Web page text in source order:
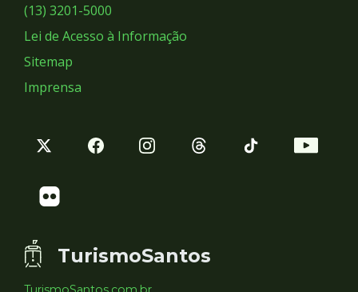
(13) 3201-5000
Lei de Acesso à Informação
Sitemap
Imprensa
TurismoSantos